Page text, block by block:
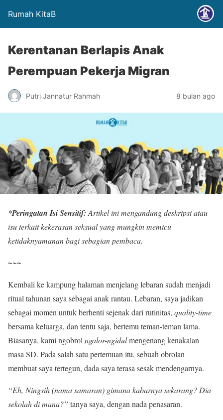
Rumah KitaB
Kerentanan Berlapis Anak
Perempuan Pekerja Migran
Putri Jannatur Rahmah 8 bulan ago
*Peringatan Isi Sensitif: Artikel ini mengandung deskripsi atau
isu terkait kekerasan seksual yang mungkin memicu
ketidaknyamanan bagi sebagian pembaca.
~~~
Kembali ke kampung halaman menjelang lebaran sudah menjadi
ritual tahunan saya sebagai anak rantau. Lebaran, saya jadikan
sebagai momen untuk berhenti sejenak dari rutinitas, quality-time
bersama keluarga, dan tentu saja, bertemu teman-teman lama.
Biasanya, kami ngobrol ngalor-ngidulmengenang kenakalan
masa SD. Pada salah satu pertemuan itu, sebuah obrolan
membuat saya tertegun, dada saya terasa sesak mendengarnya.
“Eh, Ningsih (nama samaran) gimana kabarnya sekarang? Dia
sekolah di mana?” tanya saya, dengan nada penasaran.